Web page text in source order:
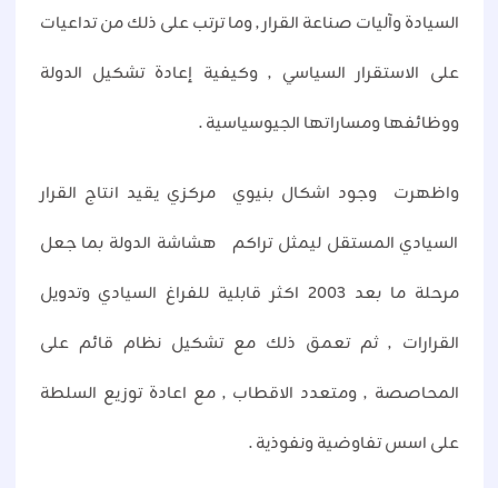
السيادة وآليات صناعة القرار , وما ترتب على ذلك من تداعيات
على الاستقرار السياسي , وكيفية إعادة تشكيل الدولة
ووظائفها ومساراتها الجيوسياسية .
واظهرت وجود اشكال بنيوي مركزي يقيد انتاج القرار
السيادي المستقل ليمثل تراكم هشاشة الدولة بما جعل
مرحلة ما بعد 2003 اكثر قابلية للفراغ السيادي وتدويل
القرارات , ثم تعمق ذلك مع تشكيل نظام قائم على
المحاصصة , ومتعدد الاقطاب , مع اعادة توزيع السلطة
على اسس تفاوضية ونفوذية .